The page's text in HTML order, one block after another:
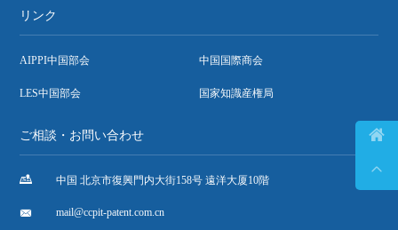
リンク
AIPPI中国部会 中国国際商会
LES中国部会 国家知識産権局
ご相談・お問い合わせ
 中国 北京市復興門内大街158号 遠洋大厦10階
 mail@ccpit-patent.com.cn

